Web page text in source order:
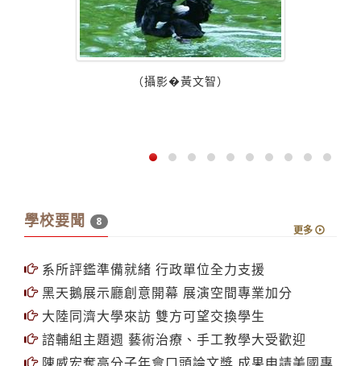
（攝影�黃文智）
學校要聞 8
更多
系所評鑑準備就緒 行政單位全力支援
黑天鵝展示廳創意開幕 展演空間專業加分
大陸同濟大學來訪 雙方可望交換學生
諮輔組主題週 藝術治療、手工教學大受歡迎